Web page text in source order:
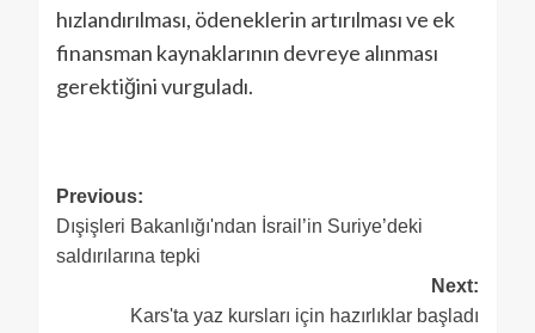
hızlandırılması, ödeneklerin artırılması ve ek
finansman kaynaklarının devreye alınması
gerektiğini vurguladı.
Previous:
Dışişleri Bakanlığı'ndan İsrail’in Suriye’deki
saldırılarına tepki
Next:
Kars'ta yaz kursları için hazırlıklar başladı